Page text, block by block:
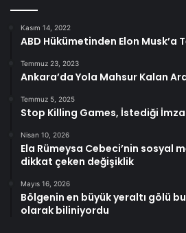
Kasım 14, 2022
ABD Hükümetinden Elon Musk’a
Temmuz 23, 2023
Ankara’da Yola Mahsur Kalan
Temmuz 5, 2025
Stop Killing Games, İstediği İmza
Nisan 10, 2026
Ela Rümeysa Cebeci’nin sosyal
dikkat çeken değişiklik
Mayıs 16, 2026
Bölgenin en büyük yeraltı gölü
olarak biliniyordu